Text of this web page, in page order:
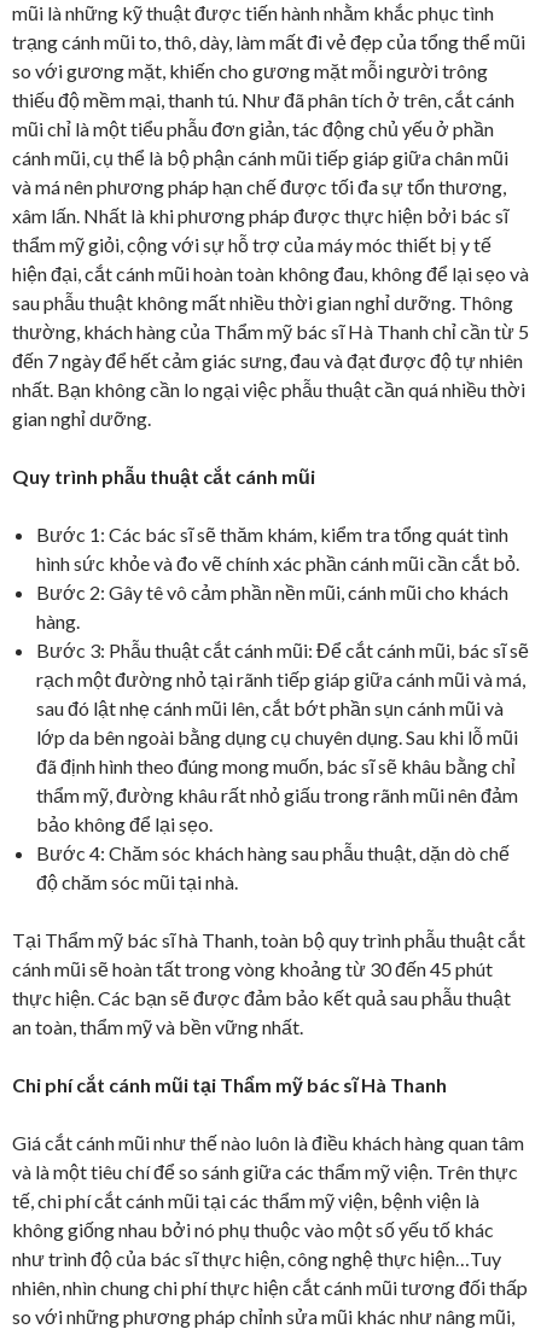
mũi là những kỹ thuật được tiến hành nhằm khắc phục tình
trạng cánh mũi to, thô, dày, làm mất đi vẻ đẹp của tổng thể mũi
so với gương mặt, khiến cho gương mặt mỗi người trông
thiếu độ mềm mại, thanh tú. Như đã phân tích ở trên, cắt cánh
mũi chỉ là một tiểu phẫu đơn giản, tác động chủ yếu ở phần
cánh mũi, cụ thể là bộ phận cánh mũi tiếp giáp giữa chân mũi
và má nên phương pháp hạn chế được tối đa sự tổn thương,
xâm lấn. Nhất là khi phương pháp được thực hiện bởi bác sĩ
thẩm mỹ giỏi, cộng với sự hỗ trợ của máy móc thiết bị y tế
hiện đại, cắt cánh mũi hoàn toàn không đau, không để lại sẹo và
sau phẫu thuật không mất nhiều thời gian nghỉ dưỡng. Thông
thường, khách hàng của Thẩm mỹ bác sĩ Hà Thanh chỉ cần từ 5
đến 7 ngày để hết cảm giác sưng, đau và đạt được độ tự nhiên
nhất. Bạn không cần lo ngại việc phẫu thuật cần quá nhiều thời
gian nghỉ dưỡng.
Quy trình phẫu thuật cắt cánh mũi
Bước 1: Các bác sĩ sẽ thăm khám, kiểm tra tổng quát tình
hình sức khỏe và đo vẽ chính xác phần cánh mũi cần cắt bỏ.
Bước 2: Gây tê vô cảm phần nền mũi, cánh mũi cho khách
hàng.
Bước 3: Phẫu thuật cắt cánh mũi: Để cắt cánh mũi, bác sĩ sẽ
rạch một đường nhỏ tại rãnh tiếp giáp giữa cánh mũi và má,
sau đó lật nhẹ cánh mũi lên, cắt bớt phần sụn cánh mũi và
lớp da bên ngoài bằng dụng cụ chuyên dụng. Sau khi lỗ mũi
đã định hình theo đúng mong muốn, bác sĩ sẽ khâu bằng chỉ
thẩm mỹ, đường khâu rất nhỏ giấu trong rãnh mũi nên đảm
bảo không để lại sẹo.
Bước 4: Chăm sóc khách hàng sau phẫu thuật, dặn dò chế
độ chăm sóc mũi tại nhà.
Tại Thẩm mỹ bác sĩ hà Thanh, toàn bộ quy trình phẫu thuật cắt
cánh mũi sẽ hoàn tất trong vòng khoảng từ 30 đến 45 phút
thực hiện. Các bạn sẽ được đảm bảo kết quả sau phẫu thuật
an toàn, thẩm mỹ và bền vững nhất.
Chi phí cắt cánh mũi tại Thẩm mỹ bác sĩ Hà Thanh
Giá cắt cánh mũi như thế nào luôn là điều khách hàng quan tâm
và là một tiêu chí để so sánh giữa các thẩm mỹ viện. Trên thực
tế, chi phí cắt cánh mũi tại các thẩm mỹ viện, bệnh viện là
không giống nhau bởi nó phụ thuộc vào một số yếu tố khác
như trình độ của bác sĩ thực hiện, công nghệ thực hiện…Tuy
nhiên, nhìn chung chi phí thực hiện cắt cánh mũi tương đối thấp
so với những phương pháp chỉnh sửa mũi khác như nâng mũi,